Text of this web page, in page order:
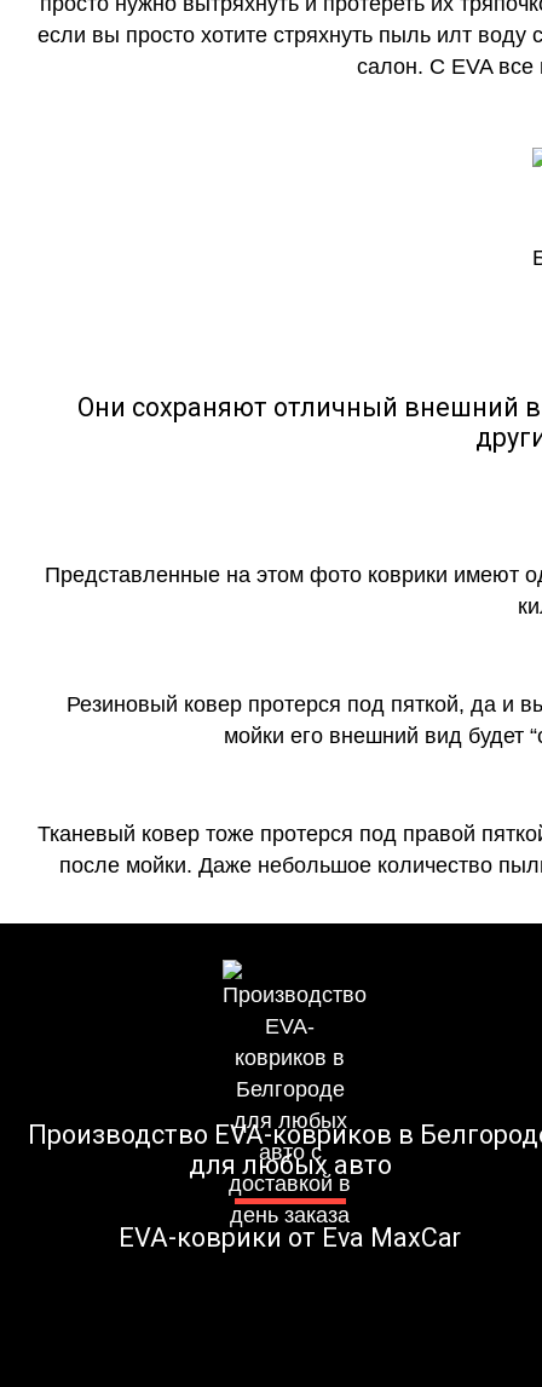
если вы просто хотите стряхнуть пыль илт воду
салон. С EVA все
Они сохраняют отличный внешний
Представленные на этом фото коврики имеют
Резиновый ковер протерся под пяткой, да и
мойки его внешний вид будет
Тканевый ковер тоже протерся под правой
после мойки. Даже небольшое количество
Производство EVA-ковриков в
для любых авто
EVA-коврики от Eva MaxCar